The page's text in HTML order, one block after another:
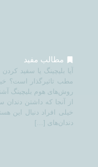
مطالب مفید
آیا بلیچینگ یا سفید
مطب تاثیرگذار است؟
روش‌های هوم بلیچینگ
از آنجا که داشتن
خیلی افراد دنبال این
دندان‌های […]